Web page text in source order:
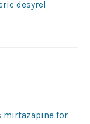
desyrel
mirtazapine for